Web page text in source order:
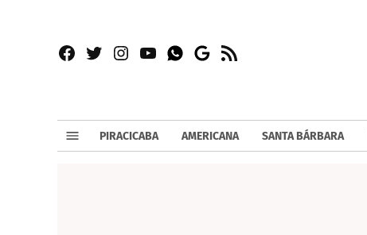
Facebook
TwitterInstagram
YouTubeWhatsapp
Google
RSS
PIRACICABA AMERICANA SANTA BÁRBARA